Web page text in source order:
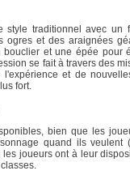
style traditionnel avec un
ogres et des araignées
bouclier et une épée pour
se fait à travers des
l'expérience et de
fort.
bien que les
quand ils veulent
les joueurs ont à leur